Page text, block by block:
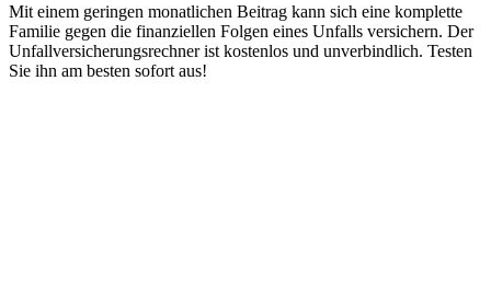
Mit einem geringen monatlichen Beitrag kann sich eine komplette
Familie gegen die finanziellen Folgen eines Unfalls versichern. Der
Unfallversicherungsrechner ist kostenlos und unverbindlich. Testen
Sie ihn am besten sofort aus!